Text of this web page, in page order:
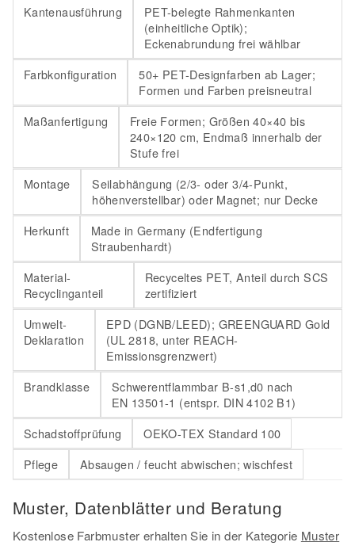
Kantenausführung
PET-belegte Rahmenkanten
(einheitliche Optik);
Eckenabrundung frei wählbar
Farbkonfiguration
50+ PET-Designfarben ab Lager;
Formen und Farben preisneutral
Maßanfertigung
Freie Formen; Größen 40×40 bis
240×120 cm, Endmaß innerhalb der
Stufe frei
Montage
Seilabhängung (2/3- oder 3/4-Punkt,
höhenverstellbar) oder Magnet; nur Decke
Herkunft
Made in Germany (Endfertigung
Straubenhardt)
Material-
Recyclinganteil
Recyceltes PET, Anteil durch SCS
zertifiziert
Umwelt-
Deklaration
EPD (DGNB/LEED); GREENGUARD Gold
(UL 2818, unter REACH-
Emissionsgrenzwert)
Brandklasse
Schwerentflammbar B-s1,d0 nach
EN 13501-1 (entspr. DIN 4102 B1)
Schadstoffprüfung
OEKO-TEX Standard 100
Pflege
Absaugen / feucht abwischen; wischfest
Muster, Datenblätter und Beratung
Kostenlose Farbmuster erhalten Sie in der Kategorie Muster